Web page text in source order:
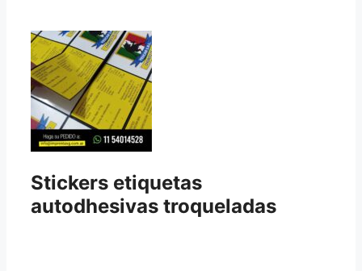
Stickers etiquetas
autodhesivas troqueladas